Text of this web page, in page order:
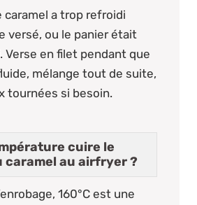
caramel a trop refroidi
versé, ou le panier était
Verse en filet pendant que
mélange tout de suite,
tournées si besoin.
cuire le
caramel au airfryer ?
160°C est une